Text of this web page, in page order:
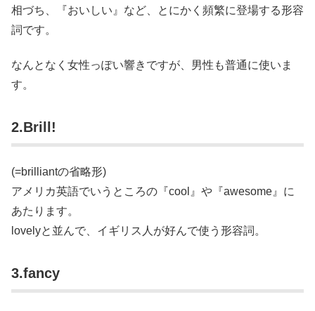
相づち、『おいしい』など、とにかく頻繁に登場する形容
詞です。
なんとなく女性っぽい響きですが、男性も普通に使いま
す。
2.Brill!
(=brilliantの省略形)
アメリカ英語でいうところの『cool』や『awesome』に
あたります。
lovelyと並んで、イギリス人が好んで使う形容詞。
3.fancy